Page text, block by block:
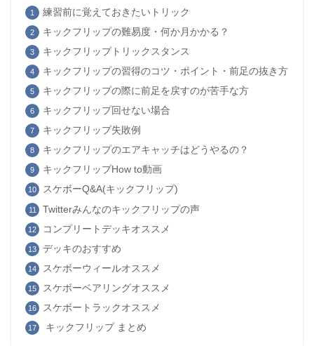
練習前に覚えておきたいトリック
キックフリップの難易度・何か月かかる？
キックフリップトリックスタンス
キックフリップの習得のコツ・ポイント・前足の抜き方
キックフリップの際に前足を戻すのが苦手な方
キックフリップ回せない場合
キックフリップ失敗例
キックフリップのエアキャッチはどうやるの？
キックフリップHow to動画
スケボーQ&A(キックフリップ)
Twitterみんなのキックフリップの声
コンプリートデッキオススメ
デッキのおすすめ
スケボーウィールオススメ
スケボーベアリングオススメ
スケボートラックオススメ
キックフリップ まとめ